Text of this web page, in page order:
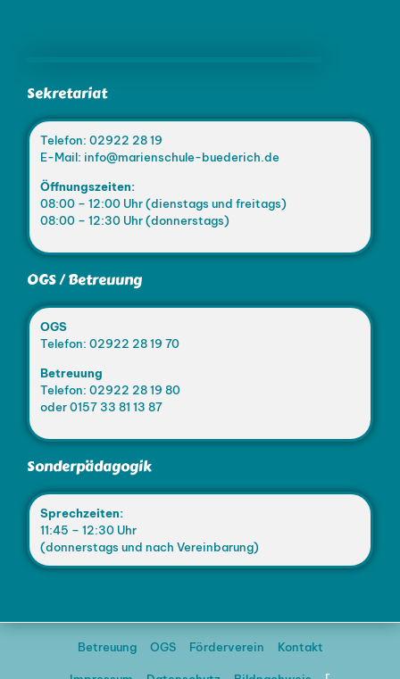
Sekretariat
Telefon: 02922 28 19
E-Mail: info@marienschule-buederich.de
Öffnungszeiten:
08:00 – 12:00 Uhr (dienstags und freitags)
08:00 – 12:30 Uhr (donnerstags)
OGS / Betreuung
OGS
Telefon: 02922 28 19 70
Betreuung
Telefon: 02922 28 19 80
oder 0157 33 81 13 87
Sonderpädagogik
Sprechzeiten:
11:45 – 12:30 Uhr
(donnerstags und nach Vereinbarung)
Betreuung OGS Förderverein Kontakt